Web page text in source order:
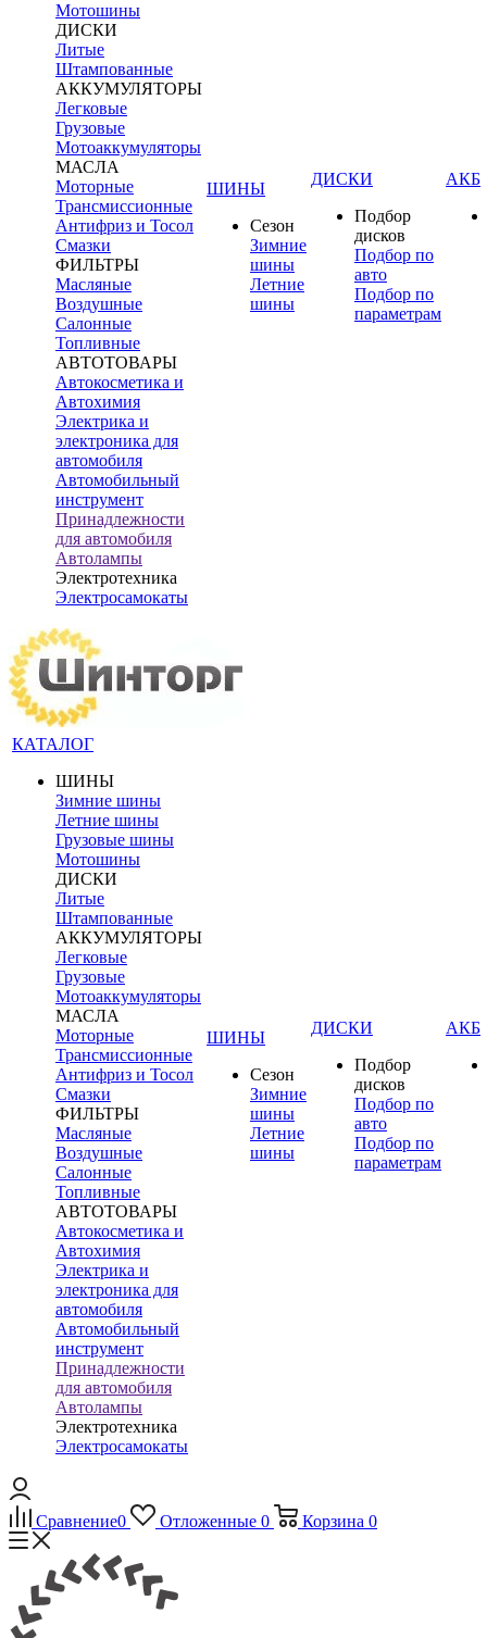
Мотошины
ДИСКИ
Литые
Штампованные
АККУМУЛЯТОРЫ
Легковые
Грузовые
Мотоаккумуляторы
МАСЛА
Моторные
Трансмиссионные
Антифриз и Тосол
Смазки
ФИЛЬТРЫ
Масляные
Воздушные
Салонные
Топливные
АВТОТОВАРЫ
Автокосметика и
Автохимия
Электрика и
электроника для
автомобиля
Автомобильный
инструмент
Принадлежности
для автомобиля
Автолампы
Электротехника
Электросамокаты
ШИНЫ
Сезон
Зимние
шины
Летние
шины
ДИСКИ
Подбор
дисков
Подбор по
авто
Подбор по
параметрам
АКБ
КАТАЛОГ
ШИНЫ
Зимние шины
Летние шины
Грузовые шины
Мотошины
ДИСКИ
Литые
Штампованные
АККУМУЛЯТОРЫ
Легковые
Грузовые
Мотоаккумуляторы
МАСЛА
Моторные
Трансмиссионные
Антифриз и Тосол
Смазки
ФИЛЬТРЫ
Масляные
Воздушные
Салонные
Топливные
АВТОТОВАРЫ
Автокосметика и
Автохимия
Электрика и
электроника для
автомобиля
Автомобильный
инструмент
Принадлежности
для автомобиля
Автолампы
Электротехника
Электросамокаты
ШИНЫ
Сезон
Зимние
шины
Летние
шины
ДИСКИ
Подбор
дисков
Подбор по
авто
Подбор по
параметрам
АКБ
Сравнение0 Отложенные 0 Корзина 0